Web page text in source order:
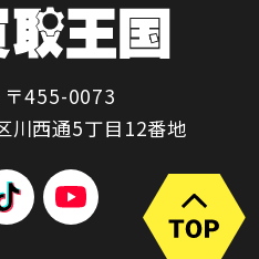
〒455-0073
川西通5丁目12番地